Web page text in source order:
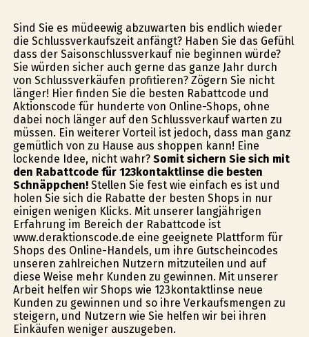
Sind Sie es müdeewig abzuwarten bis endlich wieder
die Schlussverkaufszeit anfängt? Haben Sie das Gefühl
dass der Saisonschlussverkauf nie beginnen würde?
Sie würden sicher auch gerne das ganze Jahr durch
von Schlussverkäufen profitieren? Zögern Sie nicht
länger! Hier finden Sie die besten Rabattcode und
Aktionscode für hunderte von Online-Shops, ohne
dabei noch länger auf den Schlussverkauf warten zu
müssen. Ein weiterer Vorteil ist jedoch, dass man ganz
gemütlich von zu Hause aus shoppen kann! Eine
lockende Idee, nicht wahr? Somit sichern Sie sich mit
den Rabattcode für 123kontaktlinse die besten
Schnäppchen!Stellen Sie fest wie einfach es ist und
holen Sie sich die Rabatte der besten Shops in nur
einigen wenigen Klicks. Mit unserer langjährigen
Erfahrung im Bereich der Rabattcode ist
www.deraktionscode.de eine geeignete Plattform für
Shops des Online-Handels, um ihre Gutscheincodes
unseren zahlreichen Nutzern mitzuteilen und auf
diese Weise mehr Kunden zu gewinnen. Mit unserer
Arbeit helfen wir Shops wie 123kontaktlinse neue
Kunden zu gewinnen und so ihre Verkaufsmengen zu
steigern, und Nutzern wie Sie helfen wir bei ihren
Einkäufen weniger auszugeben.